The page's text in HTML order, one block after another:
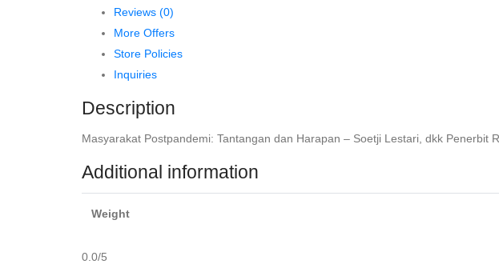
Lestari,
quantity
Reviews (0)
More Offers
Store Policies
Inquiries
Description
Masyarakat Postpandemi: Tantangan dan Harapan – Soetji Lestari, dkk Penerbit
Additional information
Weight
0.0/5